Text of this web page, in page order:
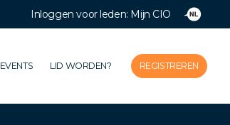
Inloggen voor leden: Mijn CIO
EVENTS LID WORDEN? REGISTREREN
Close
Thema's